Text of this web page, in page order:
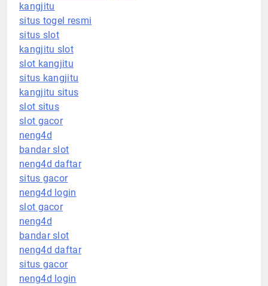
kangjitu
situs togel resmi
situs slot
kangjitu slot
slot kangjitu
situs kangjitu
kangjitu situs
slot situs
slot gacor
neng4d
bandar slot
neng4d daftar
situs gacor
neng4d login
slot gacor
neng4d
bandar slot
neng4d daftar
situs gacor
neng4d login